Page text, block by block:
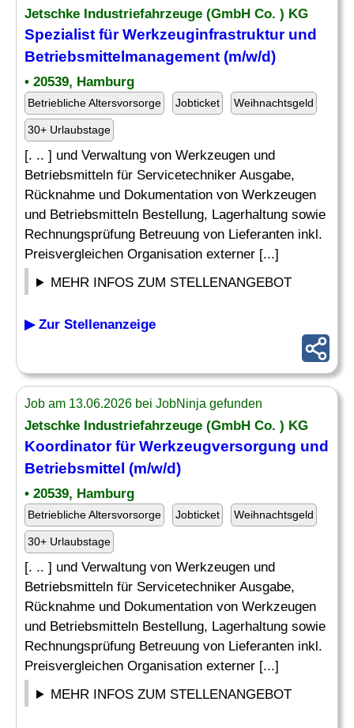
Jetschke Industriefahrzeuge (GmbH Co. ) KG
Spezialist für Werkzeuginfrastruktur und
Betriebsmittelmanagement (m/w/d)
• 20539, Hamburg
Betriebliche Altersvorsorge Jobticket Weihnachtsgeld
30+ Urlaubstage
[. .. ] und Verwaltung von Werkzeugen und
Betriebsmitteln für Servicetechniker Ausgabe,
Rücknahme und Dokumentation von Werkzeugen
und Betriebsmitteln Bestellung, Lagerhaltung sowie
Rechnungsprüfung Betreuung von Lieferanten inkl.
Preisvergleichen Organisation externer [...]
MEHR INFOS ZUM STELLENANGEBOT
▶ Zur Stellenanzeige
Job am 13.06.2026 bei JobNinja gefunden
Jetschke Industriefahrzeuge (GmbH Co. ) KG
Koordinator für Werkzeugversorgung und
Betriebsmittel (m/w/d)
• 20539, Hamburg
Betriebliche Altersvorsorge Jobticket Weihnachtsgeld
30+ Urlaubstage
[. .. ] und Verwaltung von Werkzeugen und
Betriebsmitteln für Servicetechniker Ausgabe,
Rücknahme und Dokumentation von Werkzeugen
und Betriebsmitteln Bestellung, Lagerhaltung sowie
Rechnungsprüfung Betreuung von Lieferanten inkl.
Preisvergleichen Organisation externer [...]
MEHR INFOS ZUM STELLENANGEBOT